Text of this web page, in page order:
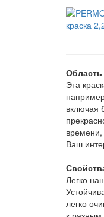
Эта
включая
времени,
Ваш
Легко
легко